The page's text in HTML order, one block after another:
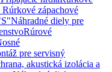
zápachové
Náhradné diely pre
Rúrové
pre servisný
akustická izolácia a